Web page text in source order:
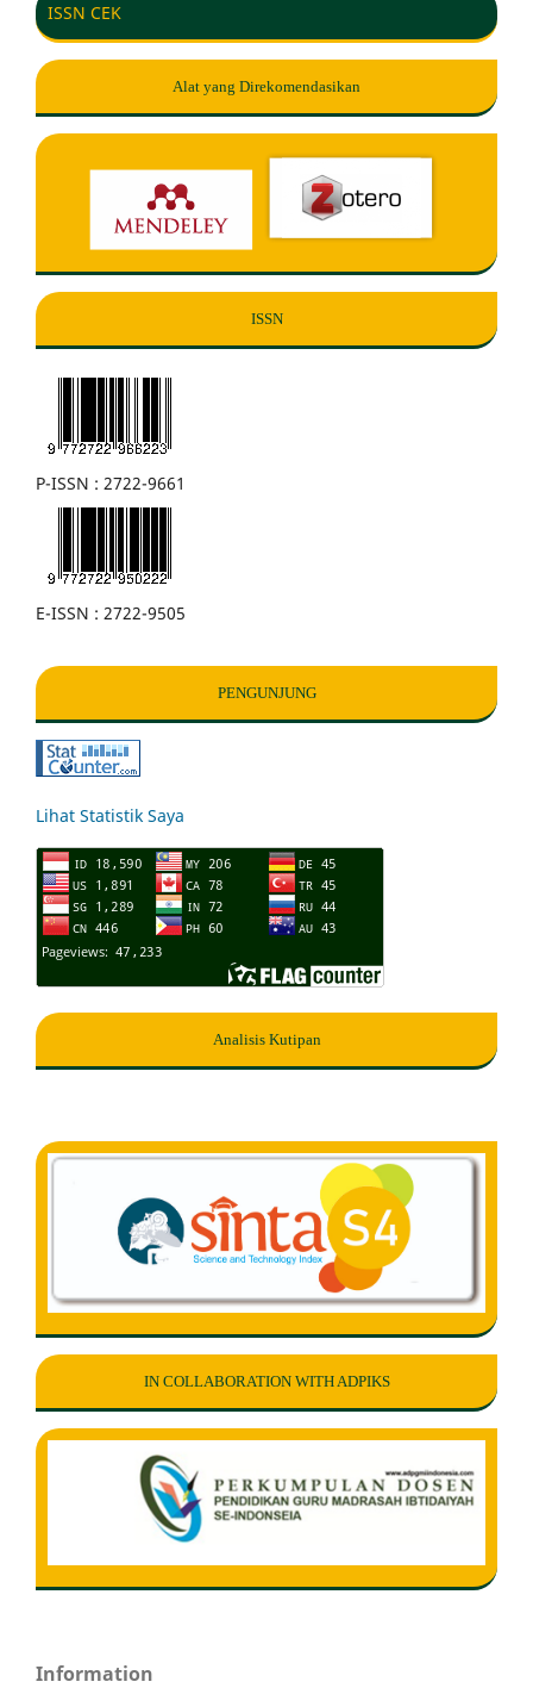
ISSN CEK
Alat yang Direkomendasikan
ISSN
P-ISSN : 2722-9661
E-ISSN : 2722-9505
PENGUNJUNG
Lihat Statistik Saya
Analisis Kutipan
IN COLLABORATION WITH ADPIKS
Information